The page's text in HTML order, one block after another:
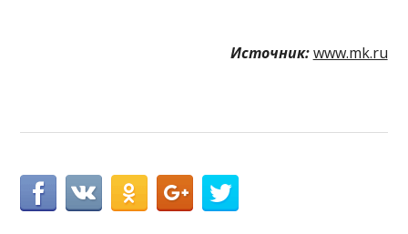
Источник: www.mk.ru